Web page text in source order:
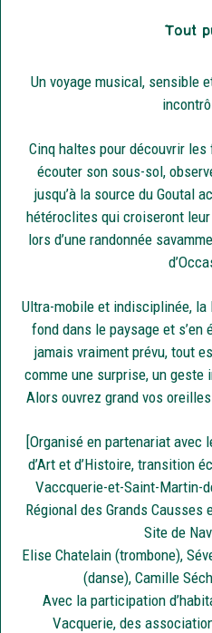
Tout
Un voyage musical, sensible
Cinq haltes pour découvrir les
écouter son sous-sol,
jusqu’à la source du Goutal
hétéroclites qui croiseront
lors d’une randonnée
Ultra-mobile et indisciplinée, la
fond dans le paysage et s’en
jamais vraiment prévu, tout
comme une surprise, un geste
Alors ouvrez grand vos
[Organisé en partenariat avec
d’Art et d’Histoire, transition
Vaccquerie-et-Saint-Martin-
Régional des Grands
Site de
Elise Chatelain (trombone),
(danse), Camille
Avec la participation
Vacquerie, des